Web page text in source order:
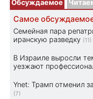
Обсуждаемое
Самое
Семейная пара
иранскую разведку (11)
В Израиле выросли
уезжают
Ynet: Трамп отменил
(7)